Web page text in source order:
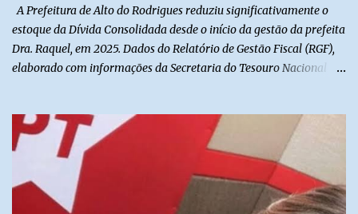
A Prefeitura de Alto do Rodrigues reduziu significativamente o
estoque da Dívida Consolidada desde o início da gestão da prefeita
Dra. Raquel, em 2025. Dados do Relatório de Gestão Fiscal (RGF),
elaborado com informações da Secretaria do Tesouro Nacional
2024. Ao final de 2025, esse passivo já havia caído para R$
13.239.208,81. No primeiro semestre de 2026, o valor voltou a
recuar, chegando a R$ 12.357.336,09. Na comparação entre o
encerramento da gestão anterior e o primeiro semestre de 2026, a
redução foi de R$ 6.583.599,79, equivalente a aproximadamente